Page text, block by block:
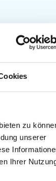
zu
unserer
Ihrer